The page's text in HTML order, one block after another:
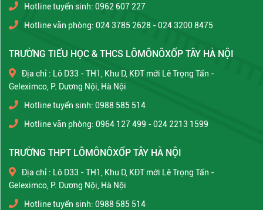
Hotline tuyển sinh: 0962 607 227
Hotline văn phòng: 024 3785 2628 - 024 3200 8475
TRƯỜNG TIỂU HỌC & THCS LÔMÔNÔXỐP TÂY HÀ NỘI
Địa chỉ : Lô D33 - TH1, Khu D, KĐT mới Lê Trọng Tấn -
Geleximco, P. Dương Nội, Hà Nội
Hotline tuyển sinh: 0988 585 514
Hotline văn phòng: 0964 127 499 - 024 2213 1599
TRƯỜNG THPT LÔMÔNÔXỐP TÂY HÀ NỘI
Địa chỉ : Lô D33 - TH1, Khu D, KĐT mới Lê Trọng Tấn -
Geleximco, P. Dương Nội, Hà Nội
Hotline tuyển sinh: 0988 585 514